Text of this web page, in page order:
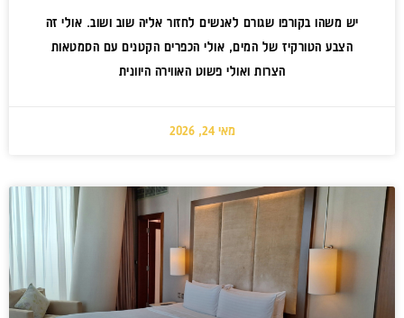
יש משהו בקורפו שגורם לאנשים לחזור אליה שוב ושוב. אולי זה
הצבע הטורקיז של המים, אולי הכפרים הקטנים עם הסמטאות
הצרות ואולי פשוט האווירה היוונית
מאי 24, 2026